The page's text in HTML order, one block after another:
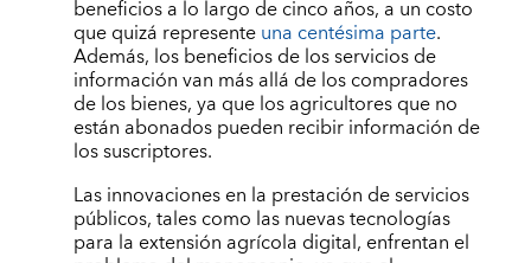
beneficios a lo largo de cinco años, a un costo
que quizá representeuna centésima parte.
Además, los beneficios de los servicios de
información van más allá de los compradores
de los bienes, ya que los agricultores que no
están abonados pueden recibir información de
los suscriptores.
Las innovaciones en la prestación de servicios
públicos, tales como las nuevas tecnologías
para la extensión agrícola digital, enfrentan el